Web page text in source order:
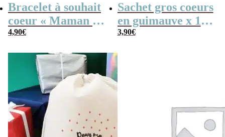
Bracelet à souhait
coeur « Maman en
or »
4,90€
Sachet gros coeurs
en guimauve x 15
– “Pour la
3,90€